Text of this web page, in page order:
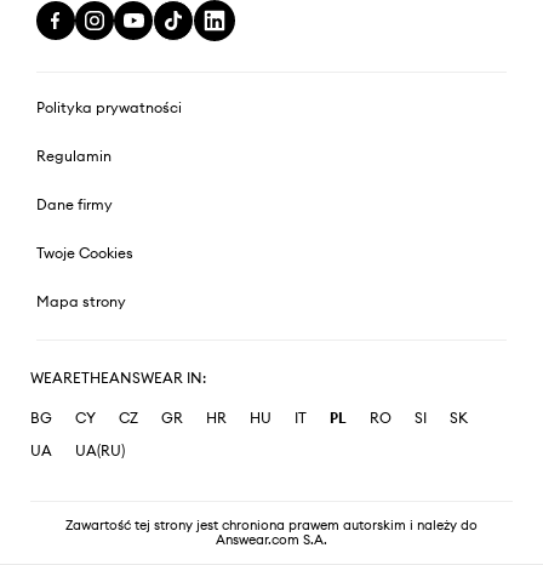
Polityka prywatności
Regulamin
Dane firmy
Twoje Cookies
Mapa strony
WEARETHEANSWEAR IN:
BG CY CZ GR HR HU IT PL RO SI
SK
UA
UA(RU)
Zawartość tej strony jest chroniona prawem autorskim i należy do
Answear.com S.A.